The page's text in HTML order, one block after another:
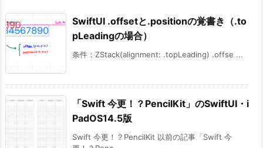
SwiftUI .offsetと.positionの覚書き（.to
pLeadingの場合）
条件：ZStack(alignment: .topLeading) .offse ...
「Swift 今更！？PencilKit」のSwiftUI・i
PadOS14.5版
Swift 今更！？PencilKit 以前の記事「Swift 今